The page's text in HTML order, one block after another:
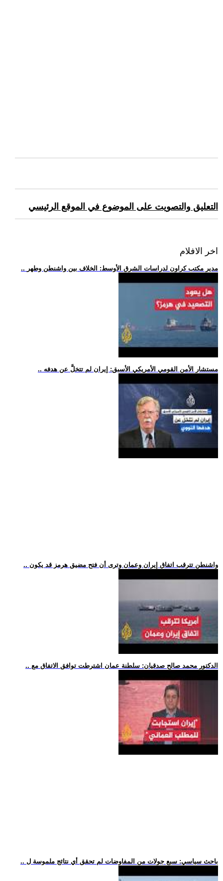
التعليق والتصويت على الموضوع في الموقع الرئيسي
اخر الافلام
.. مدير مكتب كراون لدراسات الشرق الأوسط: الخلاف بين واشنطن وطهر
.. مستشار الأمن القومي الأمريكي الأسبق: إيران لم تتخلَّ عن هدفه
.. واشنطن تترقب اتفاق إيران وعمان وترى أن فتح مضيق هرمز قد يكون
.. الدكتور محمد صالح صدقيان: سلطنة عمان اشترطت توافق الاتفاق مع
.. باحث سياسي: سبع جولات من المفاوضات لم تحقق أي نتائج ملموسة ل